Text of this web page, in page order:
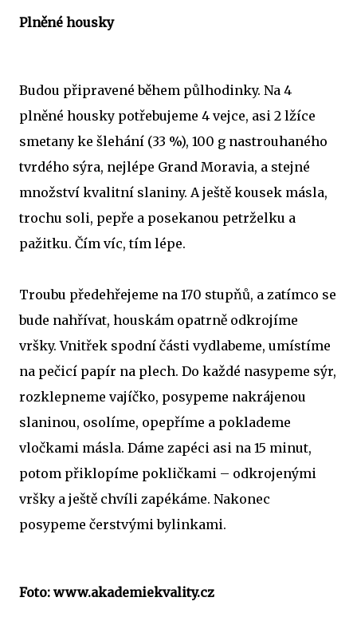
Plněné housky
Budou připravené během půlhodinky. Na 4
plněné housky potřebujeme 4 vejce, asi 2 lžíce
smetany ke šlehání (33 %), 100 g nastrouhaného
tvrdého sýra, nejlépe Grand Moravia, a stejné
množství kvalitní slaniny. A ještě kousek másla,
trochu soli, pepře a posekanou petrželku a
pažitku. Čím víc, tím lépe.
Troubu předehřejeme na 170 stupňů, a zatímco se
bude nahřívat, houskám opatrně odkrojíme
vršky. Vnitřek spodní části vydlabeme, umístíme
na pečicí papír na plech. Do každé nasypeme sýr,
rozklepneme vajíčko, posypeme nakrájenou
slaninou, osolíme, opepříme a poklademe
vločkami másla. Dáme zapéci asi na 15 minut,
potom přiklopíme pokličkami – odkrojenými
vršky a ještě chvíli zapékáme. Nakonec
posypeme čerstvými bylinkami.
Foto: www.akademiekvality.cz